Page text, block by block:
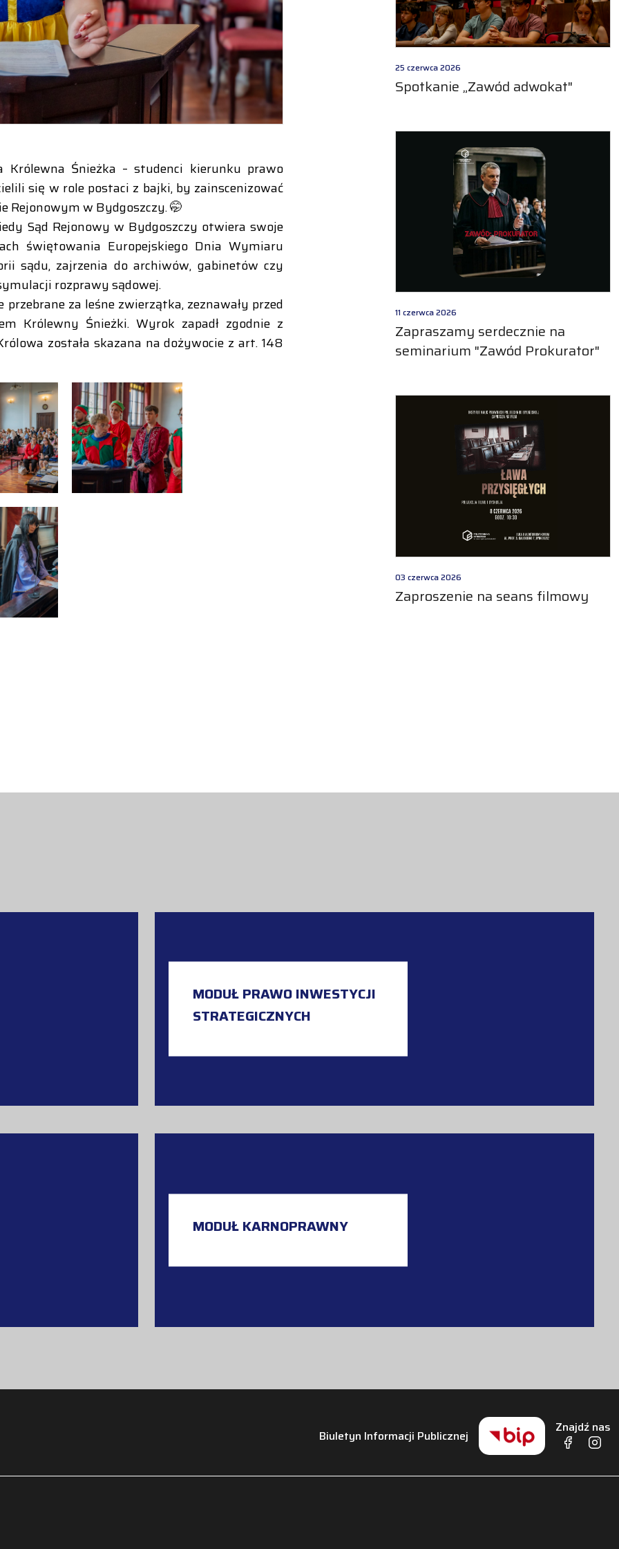
Królewna Śnieżka – studenci kierunku prawo
się w role postaci z bajki, by zainscenizować
Rejonowym w Bydgoszczy. 🤭
Sąd Rejonowy w Bydgoszczy otwiera swoje
świętowania Europejskiego Dnia Wymiaru
sądu, zajrzenia do archiwów, gabinetów czy
rozprawy sądowej.
za leśne zwierzątka, zeznawały przed
Królewny Śnieżki. Wyrok zapadł zgodnie z
została skazana na dożywocie z art. 148
25 czerwca 2026
Spotkanie „Zawód adwokat"
11 czerwca 2026
Zapraszamy serdecznie na
seminarium "Zawód Prokurator"
03 czerwca 2026
Zaproszenie na seans filmowy
MODUŁ PRAWO INWESTYCJI
STRATEGICZNYCH
MODUŁ KARNOPRAWNY
Biuletyn Informacji Publicznej
Znajdź nas